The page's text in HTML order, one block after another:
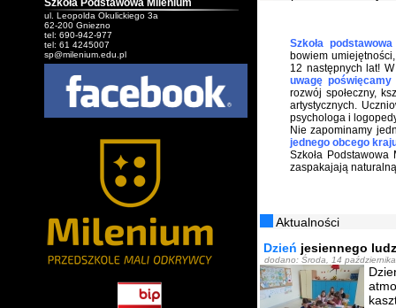
Szkoła Podstawowa Milenium
ul. Leopolda Okulickiego 3a
62-200 Gniezno
tel: 690-942-977
tel: 61 4245007
sp@milenium.edu.pl
Szkoła
bowiem
12 następnych lat!
uwagę
rozwój społeczny,
artystycznych.
psychologa i
Nie zapominamy
jednego obcego
Szkoła
zaspakajają
Aktualności
Dzień jesiennego
dodano: Środa, 14